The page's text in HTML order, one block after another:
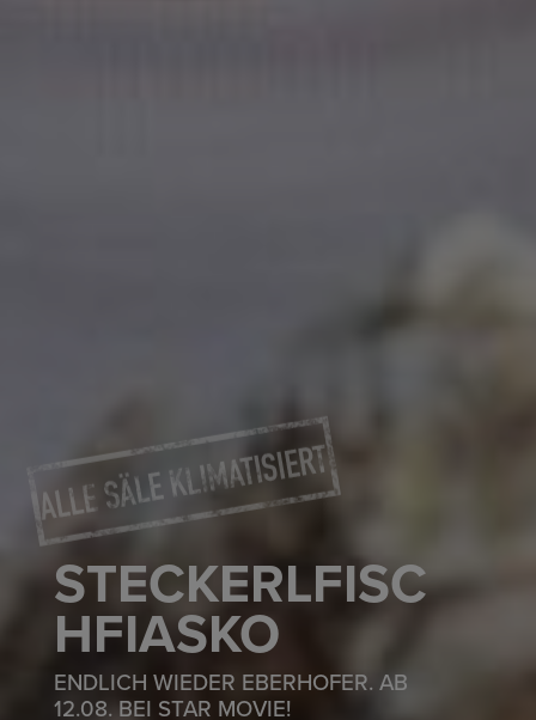
STECKERLFISC
HFIASKO
ENDLICH WIEDER EBERHOFER. AB
12.08. BEI STAR MOVIE!